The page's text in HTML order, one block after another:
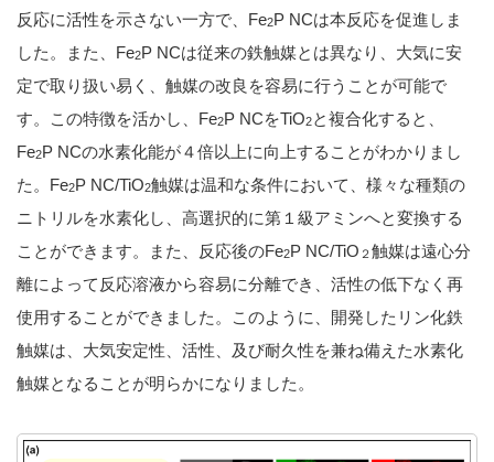
反応に活性を示さない一方で、Fe2P NCは本反応を促進しま
した。また、Fe2P NCは従来の鉄触媒とは異なり、大気に安
定で取り扱い易く、触媒の改良を容易に行うことが可能で
す。この特徴を活かし、Fe2P NCをTiO2と複合化すると、
Fe2P NCの水素化能が４倍以上に向上することがわかりまし
た。Fe2P NC/TiO2触媒は温和な条件において、様々な種類の
ニトリルを水素化し、高選択的に第１級アミンへと変換する
ことができます。また、反応後のFe2P NC/TiO ２触媒は遠心分
離によって反応溶液から容易に分離でき、活性の低下なく再
使用することができました。このように、開発したリン化鉄
触媒は、大気安定性、活性、及び耐久性を兼ね備えた水素化
触媒となることが明らかになりました。